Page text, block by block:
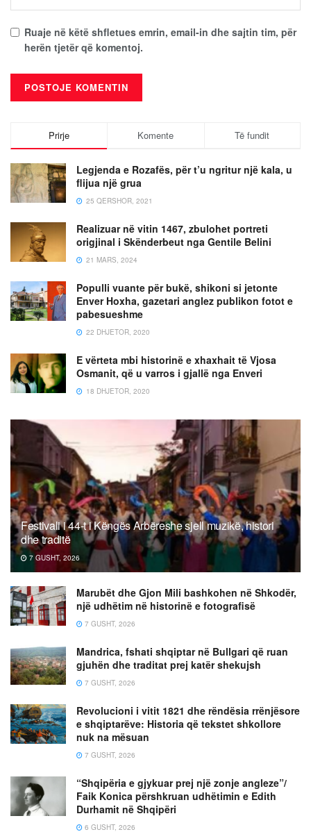
Ruaje në këtë shfletues emrin, email-in dhe sajtin tim, për
herën tjetër që komentoj.
Prirje Komente Të fundit
Legjenda e Rozafës, për t’u ngritur një kala, u
flijua një grua
25 QERSHOR, 2021
Realizuar në vitin 1467, zbulohet portreti
origjinal i Skënderbeut nga Gentile Belini
21 MARS, 2024
Populli vuante për bukë, shikoni si jetonte
Enver Hoxha, gazetari anglez publikon fotot e
pabesueshme
22 DHJETOR, 2020
E vërteta mbi historinë e xhaxhait të Vjosa
Osmanit, që u varros i gjallë nga Enveri
18 DHJETOR, 2020
Festivali i 44-t i Këngës Arbëreshe sjell muzikë, histori
dhe traditë
7 GUSHT, 2026
Marubët dhe Gjon Mili bashkohen në Shkodër,
një udhëtim në historinë e fotografisë
7 GUSHT, 2026
Mandrica, fshati shqiptar në Bullgari që ruan
gjuhën dhe traditat prej katër shekujsh
7 GUSHT, 2026
Revolucioni i vitit 1821 dhe rëndësia rrënjësore
e shqiptarëve: Historia që tekstet shkollore
nuk na mësuan
7 GUSHT, 2026
“Shqipëria e gjykuar prej një zonje angleze”/
Faik Konica përshkruan udhëtimin e Edith
Durhamit në Shqipëri
6 GUSHT, 2026